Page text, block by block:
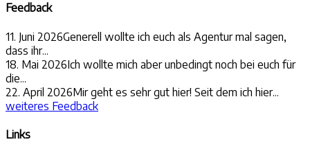
Feedback
11. Juni 2026Generell wollte ich euch als Agentur mal sagen,
dass ihr...
18. Mai 2026Ich wollte mich aber unbedingt noch bei euch für
die...
22. April 2026Mir geht es sehr gut hier! Seit dem ich hier...
weiteres Feedback
Links